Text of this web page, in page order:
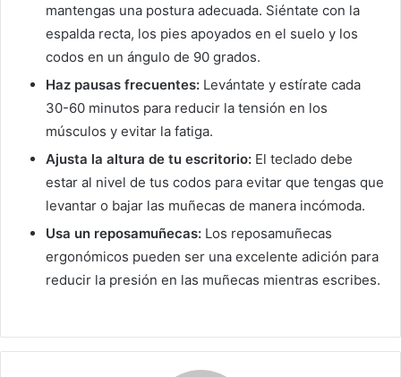
mantengas una postura adecuada. Siéntate con la
espalda recta, los pies apoyados en el suelo y los
codos en un ángulo de 90 grados.
Haz pausas frecuentes: Levántate y estírate cada
30-60 minutos para reducir la tensión en los
músculos y evitar la fatiga.
Ajusta la altura de tu escritorio: El teclado debe
estar al nivel de tus codos para evitar que tengas que
levantar o bajar las muñecas de manera incómoda.
Usa un reposamuñecas: Los reposamuñecas
ergonómicos pueden ser una excelente adición para
reducir la presión en las muñecas mientras escribes.